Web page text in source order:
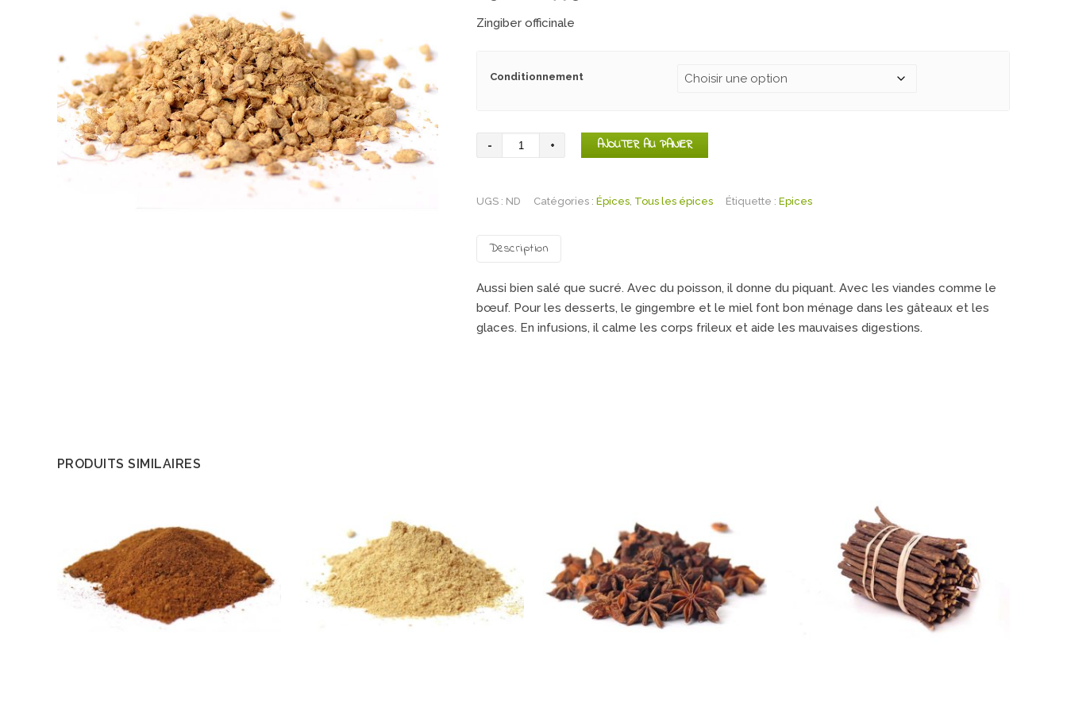
Zingiber officinale
Conditionnement
quantité
de
broyé
AJOUTER AU PANIER
UGS : ND Catégories : Épices, Tous les épices Étiquette : Epices
Description
Aussi bien salé que sucré. Avec du poisson, il donne du piquant. Avec les viandes comme le
bœuf. Pour les desserts, le gingembre et le miel font bon ménage dans les gâteaux et les
glaces. En infusions, il calme les corps frileux et aide les mauvaises digestions.
PRODUITS SIMILAIRES